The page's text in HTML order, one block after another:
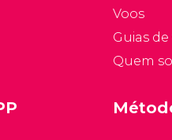
Voos
Guias
Quem